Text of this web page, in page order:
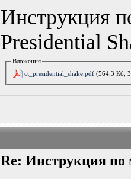
Инструкция
Presidential
Вложения
ct_presidential_shake.pdf (564.3 Кб,
Re: Инструкция по